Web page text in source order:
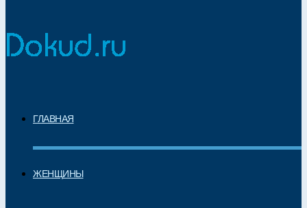
ГЛАВНАЯ
ЖЕНЩИНЫ